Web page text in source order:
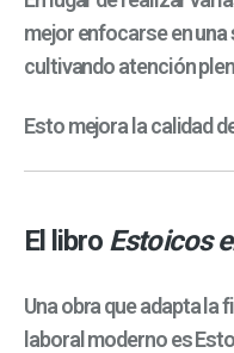
mejor enfocarse enuna
cultivando atención
Esto mejora la calidad
El libro Estoicos
Una obra que adapta
laboral moderno es